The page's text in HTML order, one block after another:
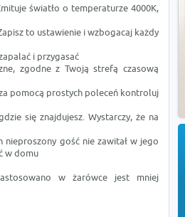
światło o temperaturze 4000K,
to ustawienie i wzbogacaj każdy
i przygasać
zgodne z Twoją strefą czasową
pomocą prostych poleceń kontroluj
się znajdujesz. Wystarczy, że na
nieproszony gość nie zawitał w jego
w domu
w żarówce jest mniej